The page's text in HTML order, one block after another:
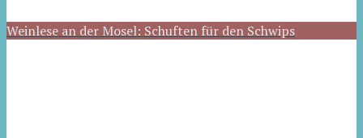
Weinlese an der Mosel: Schuften für den Schwips